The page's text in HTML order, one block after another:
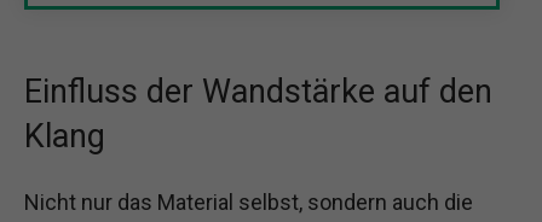
Einfluss der Wandstärke auf den
Klang
Nicht nur das Material selbst, sondern auch die